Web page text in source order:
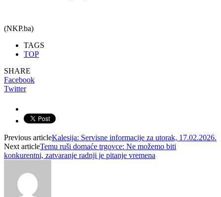
(NKP.ba)
TAGS
TOP
SHARE
Facebook
Twitter
Previous articleKalesija: Servisne informacije za utorak, 17.02.2026.
Next articleTemu ruši domaće trgovce: Ne možemo biti
konkurentni, zatvaranje radnji je pitanje vremena